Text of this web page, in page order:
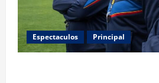
Espectaculos Principal